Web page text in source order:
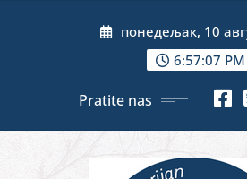
понедељак, 10
6:57:09 PM
Pratite nas